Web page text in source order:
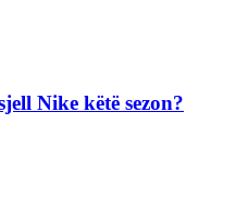
Nike këtë sezon?